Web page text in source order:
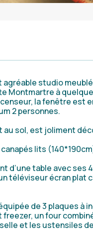
studio
Montmartre à
la fenêtre est
2 personnes.
au sol, est joliment
lits
d’une table avec ses
téléviseur écran plat
de 3 plaques à
un four
et les ustensiles